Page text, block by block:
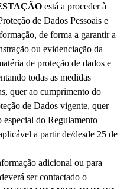
está a proceder à
de Dados Pessoais e
de forma a garantir a
ou evidenciação da
de proteção de dados e
todas as medidas
quer ao cumprimento do
de Dados vigente, quer
do Regulamento
a partir de/desde 25 de
adicional ou para
ser contactado o